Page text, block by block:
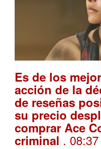
Es de los
acción de la
de reseñas
su precio
comprar Ace
criminal . 08:37